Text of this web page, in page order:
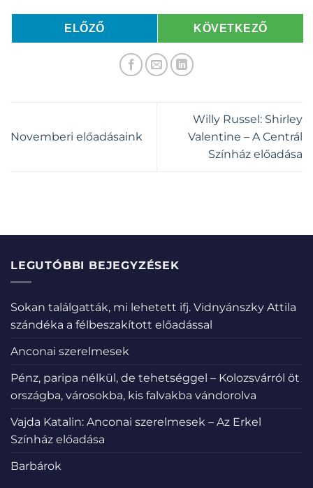
ELŐZŐ KÖVETKEZŐ
Novemberi előadásaink
Willy Russel: Shirley
Valentine – A Centrál
Színház előadása
LEGUTÓBBI BEJEGYZÉSEK
Sokan találgatták, mi lehetett ifj. Vidnyánszky Attila
szándéka a félbeszakított előadással
Anconai szerelmesek
Pénz, paripa nélkül, de tehetséggel – Kolozsvárról öt
országba, városokba, kis falvakba vándorolva
Vajda Katalin: Anconai szerelmesek – Az Erkel
Színház előadása
Barbárok